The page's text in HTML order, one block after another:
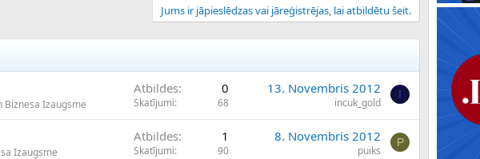
Jums ir jāpieslēdzas vai jāreģistrējas, lai atbildētu šeit.
Biznesa Izaugsme
Atbildes 0
Skatījumi 68
13. Novembris 2012
incuk_gold
I
Izaugsme
Atbildes 1
Skatījumi 90
8. Novembris 2012
puiks
P